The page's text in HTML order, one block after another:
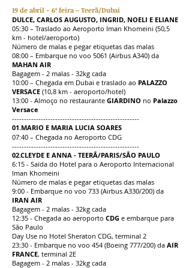
19 de abril - 6ª feira – Teerã/Dubai
DULCE, CARLOS AUGUSTO, INGRID, NOELI E ELIANE
05:30 – Traslado ao Aeroporto Iman Khomeini (50,5
km - hotel/aeroporto)
Número de malas e pegar etiquetas das malas
08:00 – Embarque no voo 5061 (Airbus A340) da
MAHAN AIR
Bagagem - 2 malas - 32kg cada
10:00 – Chegada em Dubai e traslado ao PALAZZO
VERSACE (10,8 km - aeroporto/hotel)
13:00 - Almoço no restaurante GIARDINO no Palazzo
Versace
-----------------------------------------------------
01.MARIO E MARIA LUCIA SOARES​
07:40 – Chegada no Aeroporto CDG
-----------------------------------------------------
02.CLEYDE E ANNA - TEERÃ/PARIS/SÃO PAULO
6:15 - Saída do Hotel para o Aeroporto Internacional
Iman Khomeini
Número de malas e pegar etiquetas das malas
9:00 - Embarque no voo 733 (Airbus A330/200) da
IRAN AIR
Bagagem - 2 malas - 32kg cada
12:35 - Chegada ao aeroporto CDG e embarque para
São Paulo
Day Use no Hotel Sheraton CDG, terminal 2
23:30 - Embarque no voo 454 (Boeing 777/200) da AIR
FRANCE, terminal 2E
Bagagem - 2 malas - 32kg cada